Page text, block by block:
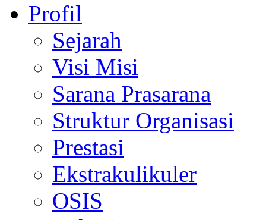
Profil
Sejarah
Visi Misi
Sarana Prasarana
Struktur Organisasi
Prestasi
Ekstrakulikuler
OSIS